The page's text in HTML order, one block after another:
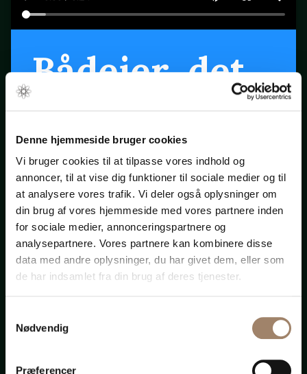
Denne hjemmeside bruger cookies
Vi bruger cookies til at tilpasse vores indhold og
annoncer, til at vise dig funktioner til sociale medier og til
at analysere vores trafik. Vi deler også oplysninger om
din brug af vores hjemmeside med vores partnere inden
for sociale medier, annonceringspartnere og
analysepartnere. Vores partnere kan kombinere disse
data med andre oplysninger, du har givet dem, eller som
de har indsamlet fra din brug af deres tjenester.
Nødvendig
Præferencer
Bådejer, det
er snart
forår ...
Klik på startpilen ovenfor
Bådadvokaten.dk
Advokat-